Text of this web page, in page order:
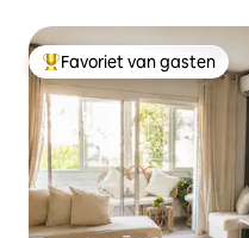
Topfavoriet van gasten
Favoriet van gasten